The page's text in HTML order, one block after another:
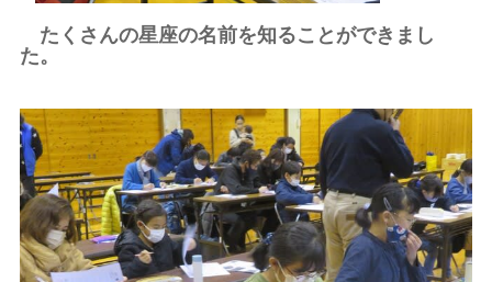
たくさんの星座の名前を知ることができまし
た。